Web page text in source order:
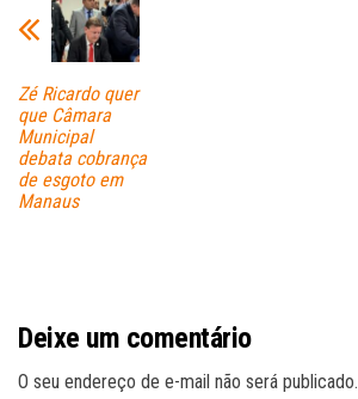
Zé Ricardo quer
que Câmara
Municipal
debata cobrança
de esgoto em
Manaus
Deixe um comentário
O seu endereço de e-mail não será publicado.